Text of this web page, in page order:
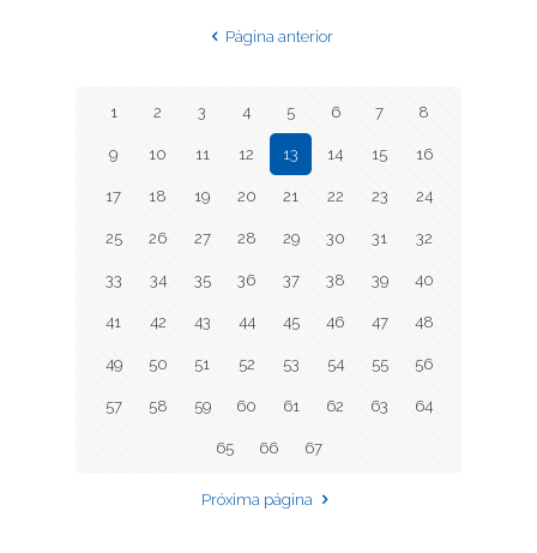
Página anterior
1 2 3 4 5 6 7 8
9 10 11 12 13 14 15 16
17 18 19 20 21 22 23 24
25 26 27 28 29 30 31 32
33 34 35 36 37 38 39 40
41 42 43 44 45 46 47 48
49 50 51 52 53 54 55 56
57 58 59 60 61 62 63 64
65 66 67
Próxima página